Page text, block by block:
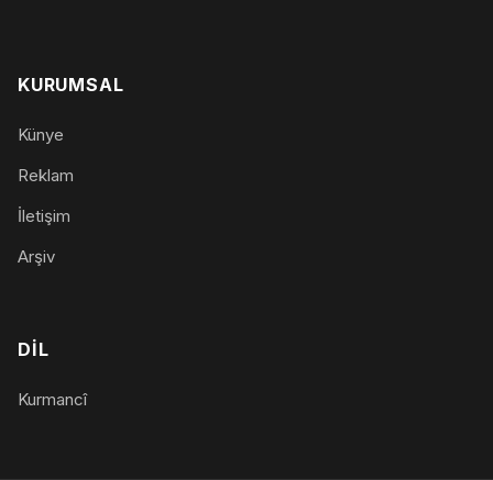
KURUMSAL
Künye
Reklam
İletişim
Arşiv
DIL
Kurmancî